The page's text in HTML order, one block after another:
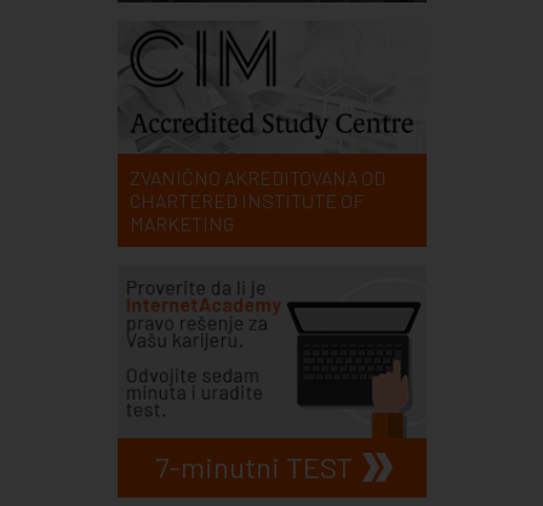
ZVANIČNO AKREDITOVANA OD
CHARTERED INSTITUTE OF
MARKETING
7-minutni TEST